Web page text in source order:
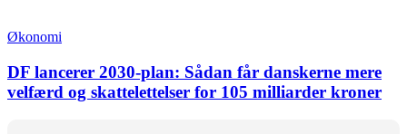
Økonomi
DF lancerer 2030-plan: Sådan får danskerne mere
velfærd og skattelettelser for 105 milliarder kroner